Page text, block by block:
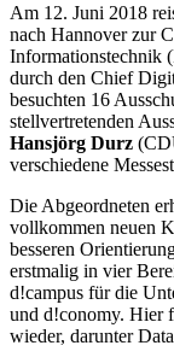
Am 12. Juni 2018
nach Hannover zur
Informationstechnik
durch den Chief
besuchten 16
stellvertretenden
Hansjörg Durz
verschiedene
Die Abgeordneten
vollkommen neuen
besseren
erstmalig in vier
d!campus für die
und d!conomy. Hier
wieder, darunter